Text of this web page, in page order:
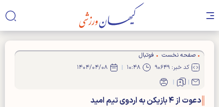
صفحه نخست
فوتبال
کد خبر: ۹۰۶۴۹
۱۰:۴۸ ۱۴۰۴/۰۴/۰۸
دعوت از ۴ بازیکن به اردوی تیم امید